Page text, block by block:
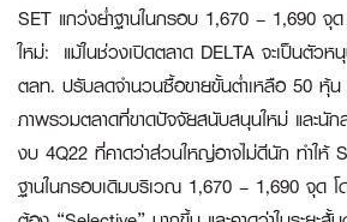
SET แกว่งย่ำฐานในกรอบ 1,670 – 1,690 จุ
ใหม่: แม้ในช่วงเปิดตลาด DELTA จะเป็นตัว
ตลท. ปรับลดจำนวนซื้อขายขั้นต่ำเหลือ 50 หุ้
ภาพรวมตลาดที่ขาดปัจจัยสนับสนุนใหม่ และนัก
งบ 4Q22 ที่คาดว่าส่วนใหญ่อาจไม่ดีนัก ทำให้
ฐานในกรอบเดิมบริเวณ 1,670 – 1,690 จุด โ